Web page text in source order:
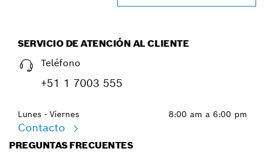
SERVICIO DE ATENCIÓN AL CLIENTE
Teléfono
+51 1 7003 555
Lunes - Viernes 8:00 am a 6:00 pm
Contacto
PREGUNTAS FRECUENTES